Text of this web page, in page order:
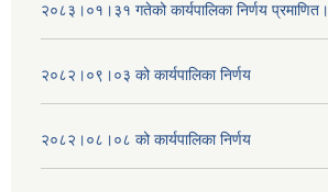
२०८३।०१।३१ गतेको कार्यपालिका निर्णय प्रमाणित।
२०८२।०९।०३ को कार्यपालिका निर्णय
२०८२।०८।०८ को कार्यपालिका निर्णय